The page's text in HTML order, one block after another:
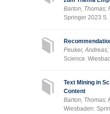
Barton, Thomas;
Springer 2023 S.
Peuker,
Science.
Text Mining in
Content
Barton, Thomas;
Wiesbaden: